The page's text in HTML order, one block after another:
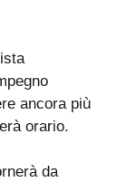
ancora più
orario.
da